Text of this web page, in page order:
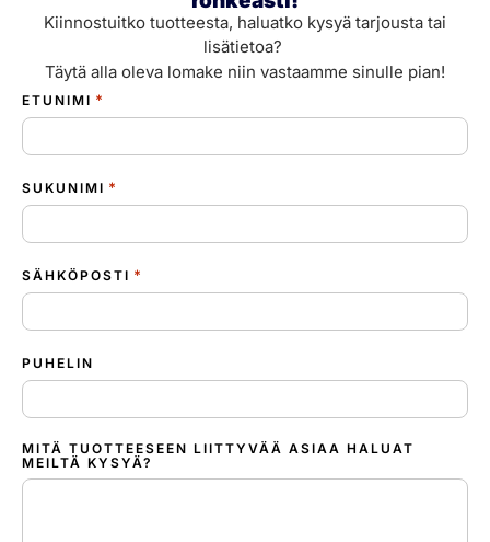
Kiinnostuitko tuotteesta, haluatko kysyä tarjousta tai
lisätietoa?
Täytä alla oleva lomake niin vastaamme sinulle pian!
ETUNIMI *
SUKUNIMI *
SÄHKÖPOSTI *
PUHELIN
MITÄ TUOTTEESEEN LIITTYVÄÄ ASIAA HALUAT
MEILTÄ KYSYÄ?